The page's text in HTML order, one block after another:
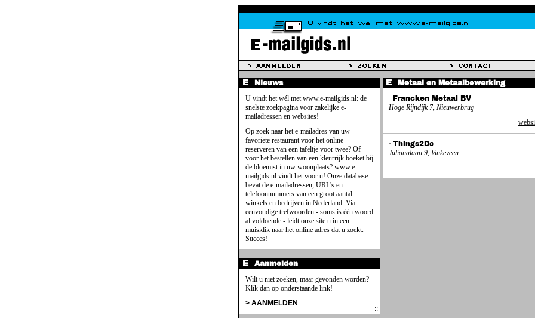
Nieuws
U vindt het wél met www.e-mailgids.nl: de
snelste zoekpagina voor zakelijke e-
mailadressen en websites!
Op zoek naar het e-mailadres van uw
favoriete restaurant voor het online
reserveren van een tafeltje voor twee? Of
voor het bestellen van een kleurrijk boeket bij
de bloemist in uw woonplaats? www.e-
mailgids.nl vindt het voor u! Onze database
bevat de e-mailadressen, URL's en
telefoonnummers van een groot aantal
winkels en bedrijven in Nederland. Via
eenvoudige trefwoorden - soms is één woord
al voldoende - leidt onze site u in een
muisklik naar het online adres dat u zoekt.
Succes!
Aanmelden
Wilt u niet zoeken, maar gevonden worden?
Klik dan op onderstaande link!
> AANMELDEN
Metaal en Metaalbewerking
· Francken Metaal BV
Hoge Rijndijk 7, Nieuwerbrug
· Things2Do
Julianalaan 9, Vinkeveen